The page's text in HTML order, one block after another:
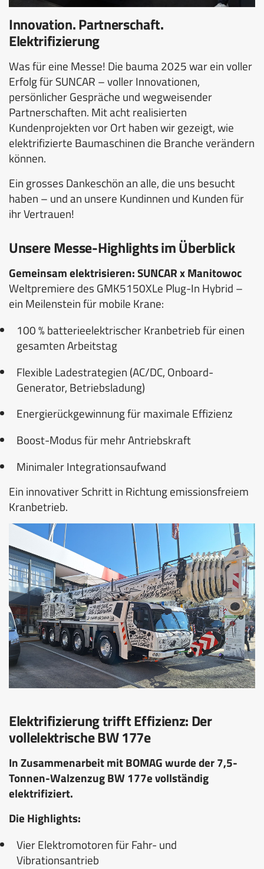
Innovation. Partnerschaft.
Elektrifizierung
Was für eine Messe! Die bauma 2025 war ein voller
Erfolg für SUNCAR – voller Innovationen,
persönlicher Gespräche und wegweisender
Partnerschaften. Mit acht realisierten
Kundenprojekten vor Ort haben wir gezeigt, wie
elektrifizierte Baumaschinen die Branche verändern
können.
Ein grosses Dankeschön an alle, die uns besucht
haben – und an unsere Kundinnen und Kunden für
ihr Vertrauen!
Unsere Messe-Highlights im Überblick
Gemeinsam elektrisieren: SUNCAR x Manitowoc
Weltpremiere des GMK5150XLe Plug-In Hybrid –
ein Meilenstein für mobile Krane:
100 % batterieelektrischer Kranbetrieb für einen
gesamten Arbeitstag
Flexible Ladestrategien (AC/DC, Onboard-
Generator, Betriebsladung)
Energierückgewinnung für maximale Effizienz
Boost-Modus für mehr Antriebskraft
Minimaler Integrationsaufwand
Ein innovativer Schritt in Richtung emissionsfreiem
Kranbetrieb.
Elektrifizierung trifft Effizienz: Der
vollelektrische BW 177e
In Zusammenarbeit mit BOMAG wurde der 7,5-
Tonnen-Walzenzug BW 177e vollständig
elektrifiziert.
Die Highlights:
Vier Elektromotoren für Fahr- und
Vibrationsantrieb